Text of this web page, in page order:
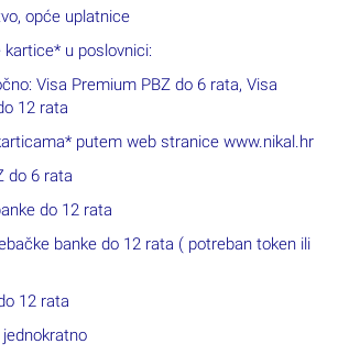
opće uplatnice
u poslovnici:
Visa Premium PBZ do 6 rata, Visa
12 rata
putem web stranice www.nikal.hr
do 6 rata
do 12 rata
banke do 12 rata ( potreban token ili
12 rata